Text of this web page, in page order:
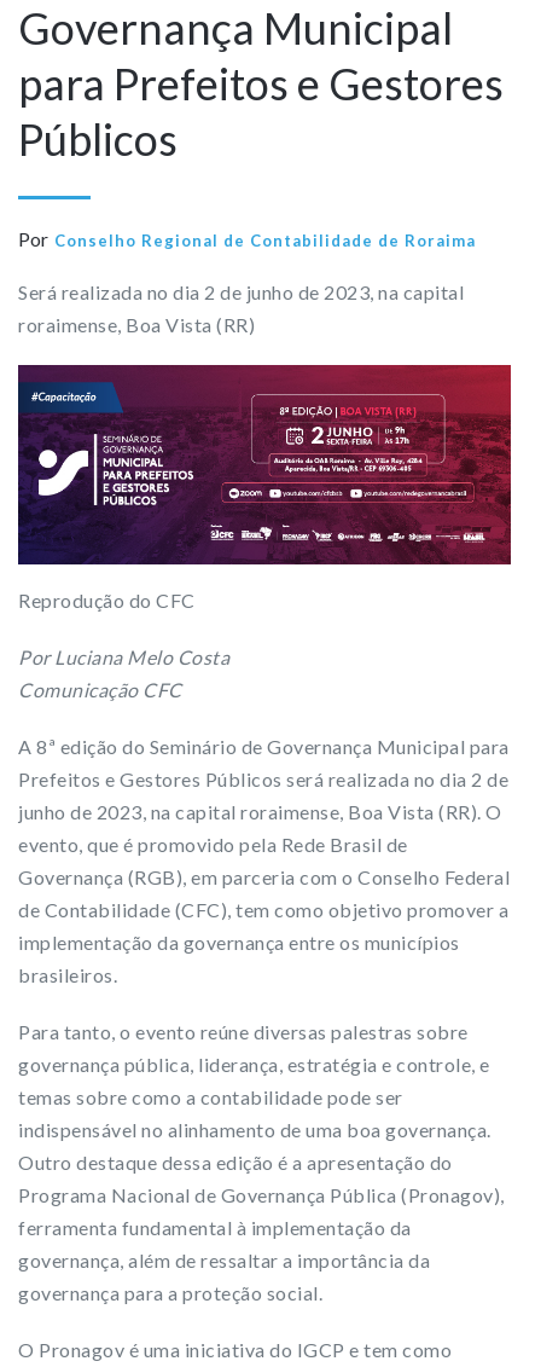
Governança Municipal
para Prefeitos e Gestores
Públicos
Por Conselho Regional de Contabilidade de Roraima
Será realizada no dia 2 de junho de 2023, na capital
roraimense, Boa Vista (RR)
Reprodução do CFC
Por Luciana Melo Costa
Comunicação CFC
A 8ª edição do Seminário de Governança Municipal para
Prefeitos e Gestores Públicos será realizada no dia 2 de
junho de 2023, na capital roraimense, Boa Vista (RR). O
evento, que é promovido pela Rede Brasil de
Governança (RGB), em parceria com o Conselho Federal
de Contabilidade (CFC), tem como objetivo promover a
implementação da governança entre os municípios
brasileiros.
Para tanto, o evento reúne diversas palestras sobre
governança pública, liderança, estratégia e controle, e
temas sobre como a contabilidade pode ser
indispensável no alinhamento de uma boa governança.
Outro destaque dessa edição é a apresentação do
Programa Nacional de Governança Pública (Pronagov),
ferramenta fundamental à implementação da
governança, além de ressaltar a importância da
governança para a proteção social.
O Pronagov é uma iniciativa do IGCP e tem como